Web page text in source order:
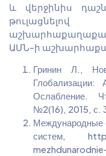
և վերջինիս
ԱՄՆ-ի
Гринин Л.,
Глобализации:
Ослабление.
№2(16), 2015, с.
Международные
систем,